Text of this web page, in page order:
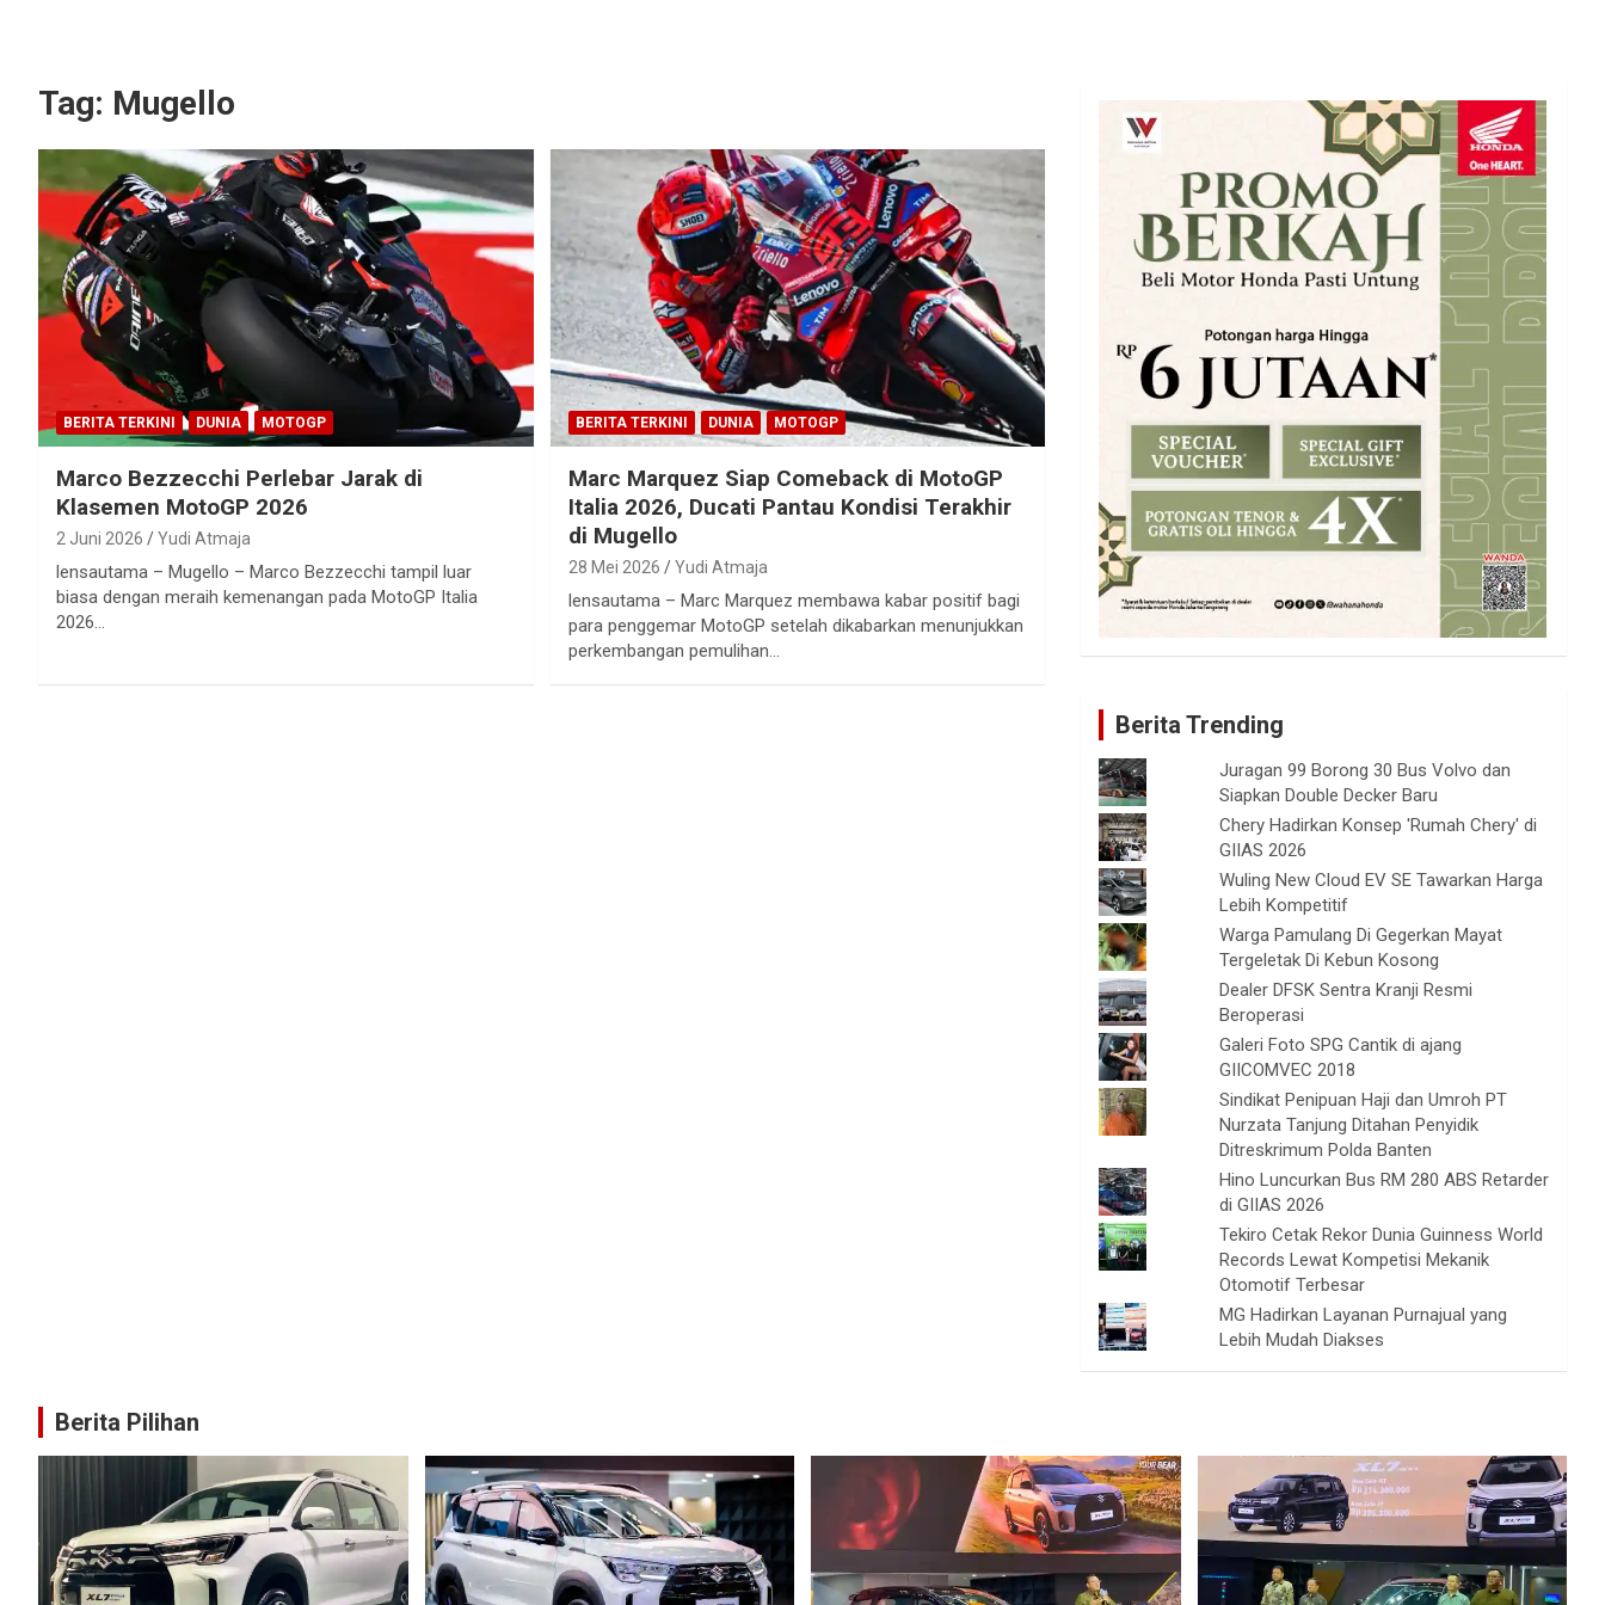
Tag: Mugello
BERITA TERKINI DUNIA MOTOGP
Marco Bezzecchi Perlebar Jarak di
Klasemen MotoGP 2026
2 Juni 2026 Yudi Atmaja
lensautama – Mugello – Marco Bezzecchi tampil luar
biasa dengan meraih kemenangan pada MotoGP Italia
2026…
BERITA TERKINI DUNIA MOTOGP
Marc Marquez Siap Comeback di MotoGP
Italia 2026, Ducati Pantau Kondisi Terakhir
di Mugello
28 Mei 2026 Yudi Atmaja
lensautama – Marc Marquez membawa kabar positif bagi
para penggemar MotoGP setelah dikabarkan menunjukkan
perkembangan pemulihan…
Berita Trending
Juragan 99 Borong 30 Bus Volvo dan
Siapkan Double Decker Baru
Chery Hadirkan Konsep 'Rumah Chery' di
GIIAS 2026
Wuling New Cloud EV SE Tawarkan Harga
Lebih Kompetitif
Warga Pamulang Di Gegerkan Mayat
Tergeletak Di Kebun Kosong
Dealer DFSK Sentra Kranji Resmi
Beroperasi
Galeri Foto SPG Cantik di ajang
GIICOMVEC 2018
Sindikat Penipuan Haji dan Umroh PT
Nurzata Tanjung Ditahan Penyidik
Ditreskrimum Polda Banten
Hino Luncurkan Bus RM 280 ABS Retarder
di GIIAS 2026
Tekiro Cetak Rekor Dunia Guinness World
Records Lewat Kompetisi Mekanik
Otomotif Terbesar
MG Hadirkan Layanan Purnajual yang
Lebih Mudah Diakses
Berita Pilihan